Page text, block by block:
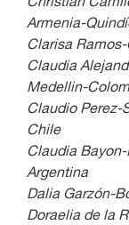
Armenia-
Clarisa
Claudia
Medellin-
Claudio Perez-
Chile
Claudia
Argentina
Dalia Garzón-
Doraelia de la